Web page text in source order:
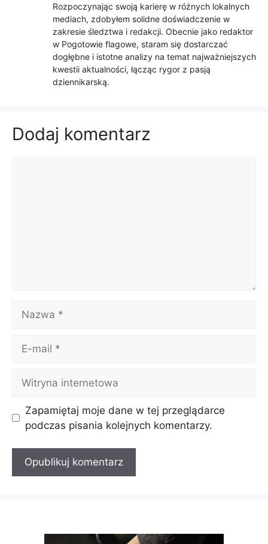
Rozpoczynając swoją karierę w różnych lokalnych
mediach, zdobyłem solidne doświadczenie w
zakresie śledztwa i redakcji. Obecnie jako redaktor
w Pogotowie flagowe, staram się dostarczać
dogłębne i istotne analizy na temat najważniejszych
kwestii aktualności, łącząc rygor z pasją
dziennikarską.
Dodaj komentarz
mail
internetowa
Zapamiętaj moje dane w tej przeglądarce
podczas pisania kolejnych komentarzy.